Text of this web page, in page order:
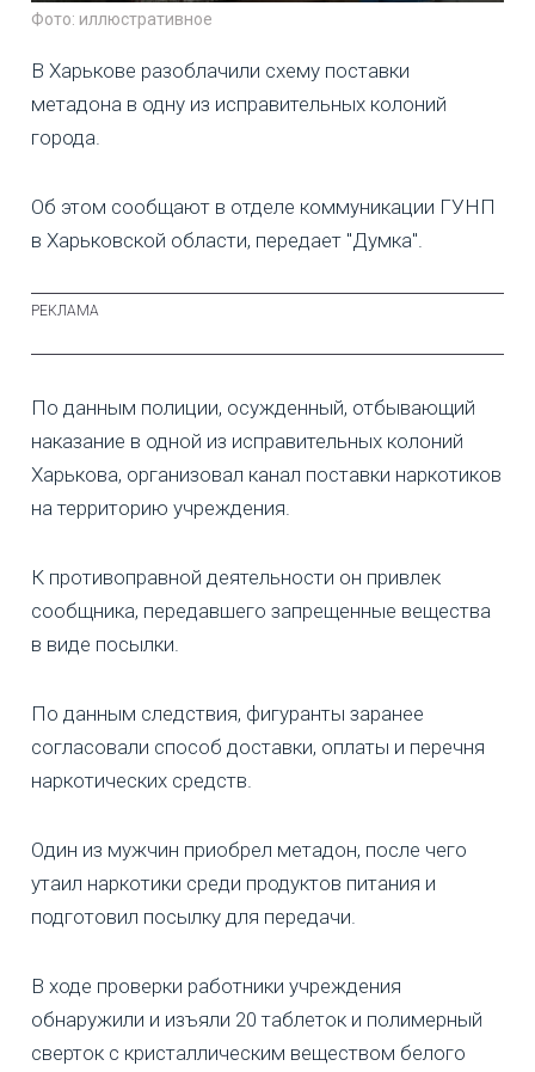
Фото: иллюстративное
В Харькове разоблачили схему поставки
метадона в одну из исправительных колоний
города.
Об этом сообщают в отделе коммуникации ГУНП
в Харьковской области, передает "Думка".
По данным полиции, осужденный, отбывающий
наказание в одной из исправительных колоний
Харькова, организовал канал поставки наркотиков
на территорию учреждения.
К противоправной деятельности он привлек
сообщника, передавшего запрещенные вещества
в виде посылки.
По данным следствия, фигуранты заранее
согласовали способ доставки, оплаты и перечня
наркотических средств.
Один из мужчин приобрел метадон, после чего
утаил наркотики среди продуктов питания и
подготовил посылку для передачи.
В ходе проверки работники учреждения
обнаружили и изъяли 20 таблеток и полимерный
сверток с кристаллическим веществом белого